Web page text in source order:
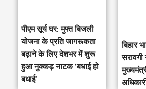
पीएम सूर्य घर: मुफ्त बिजली
योजना के प्रति जागरूकता
बढ़ाने के लिए देशभर में शुरू
हुआ नुक्कड़ नाटक ‘बधाई हो
बधाई’
‎बिहार